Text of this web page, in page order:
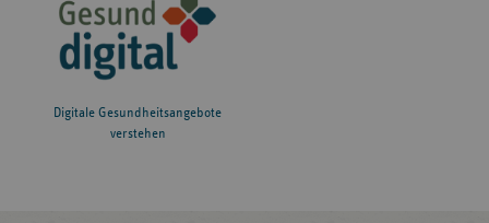
Digitale Gesundheitsangebote
verstehen